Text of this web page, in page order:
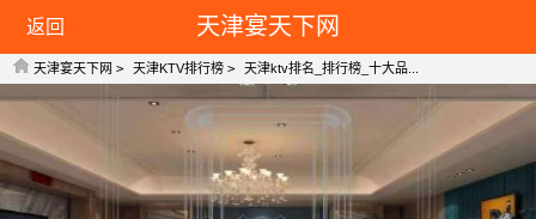
天津宴天下网 > 天津KTV排行榜 > 天津ktv排名_排行榜_十大品...
返回 天津宴天下网